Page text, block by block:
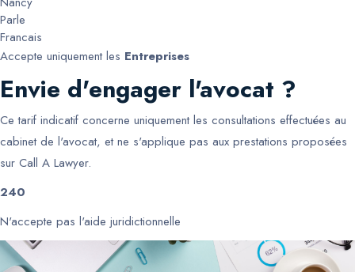
Parle
Francais
Accepte uniquement les Entreprises
Envie d'engager l'avocat ?
Ce tarif indicatif concerne uniquement les consultations effectuées au
cabinet de l'avocat, et ne s'applique pas aux prestations proposées
sur Call A Lawyer.
240
N'accepte pas l'aide juridictionnelle